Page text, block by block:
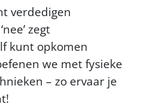
verdedigen
zegt
kunt opkomen
we met fysieke
– zo ervaar je